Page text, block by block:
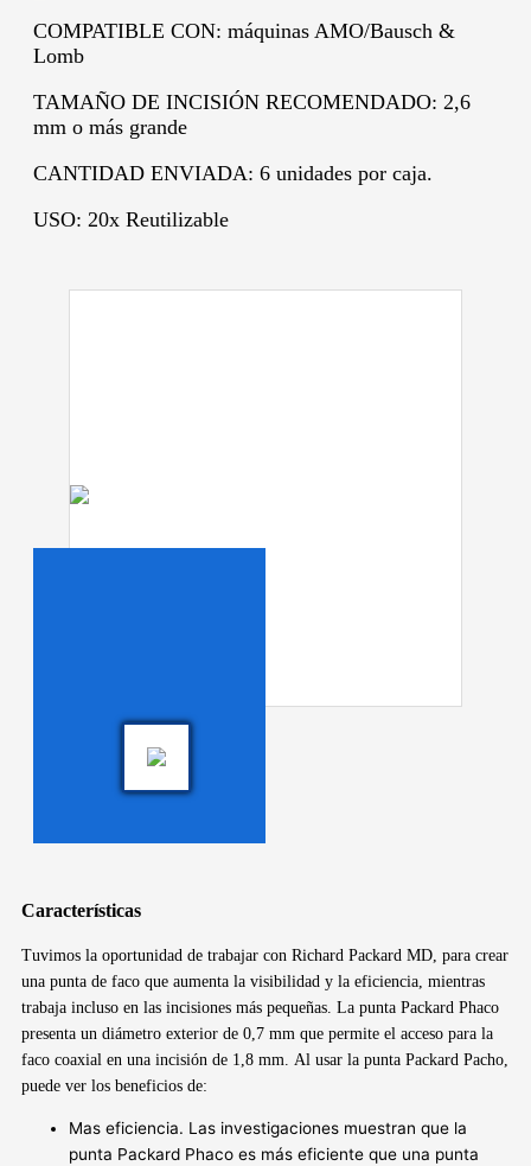
COMPATIBLE CON: máquinas AMO/Bausch &
Lomb
TAMAÑO DE INCISIÓN RECOMENDADO: 2,6
mm o más grande
CANTIDAD ENVIADA: 6 unidades por caja.
USO: 20x Reutilizable
Características
Tuvimos la oportunidad de trabajar con Richard Packard MD, para crear
una punta de faco que aumenta la visibilidad y la eficiencia, mientras
trabaja incluso en las incisiones más pequeñas. La punta Packard Phaco
presenta un diámetro exterior de 0,7 mm que permite el acceso para la
faco coaxial en una incisión de 1,8 mm. Al usar la punta Packard Pacho,
puede ver los beneficios de:
Mas eficiencia. Las investigaciones muestran que la
punta Packard Phaco es más eficiente que una punta